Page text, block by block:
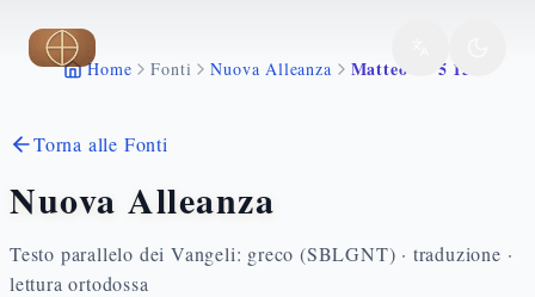
Vai al contenuto principale
Home Fonti Nuova Alleanza Matteo 10 5 15
Torna alle Fonti
Nuova Alleanza
Testo parallelo dei Vangeli: greco (SBLGNT) · traduzione ·
lettura ortodossa